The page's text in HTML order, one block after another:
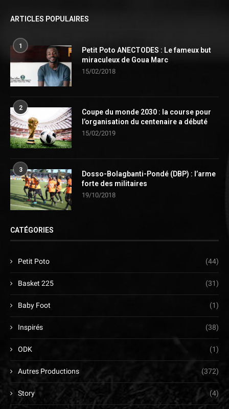
ARTICLES POPULAIRES
1
Petit Poto ANECTODES : Le fameux but
miraculeux de Goua Marc
15/02/2018
2
Coupe du monde 2030 : la course pour
l’organisation du centenaire a débuté
15/02/2019
3
Dosso-Bolagbanti-Pondé (DBP) : l’arme
forte des militaires
19/10/2018
CATÉGORIES
Petit Poto (44)
Basket 225 (31)
Baby Foot (1)
Inspirés (38)
ODK (1)
Autres Productions (372)
Story (4)